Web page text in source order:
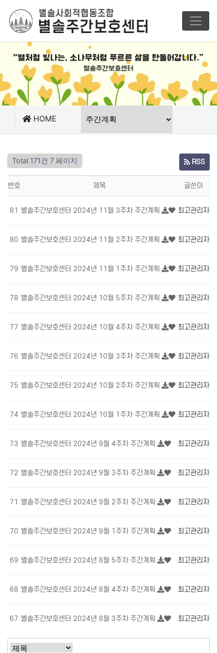
HOME
Total 171건 7 페이지 RSS
번호 제목 글쓴이
81 별솔주간보호센터 2024년 11월 3주차 주간계획 최고관리자
80 별솔주간보호센터 2024년 11월 2주차 주간계획 최고관리자
79 별솔주간보호센터 2024년 11월 1주차 주간계획 최고관리자
78 별솔주간보호센터 2024년 10월 5주차 주간계획 최고관리자
77 별솔주간보호센터 2024년 10월 4주차 주간계획 최고관리자
76 별솔주간보호센터 2024년 10월 3주차 주간계획 최고관리자
75 별솔주간보호센터 2024년 10월 2주차 주간계획 최고관리자
74 별솔주간보호센터 2024년 10월 1주차 주간계획 최고관리자
73 별솔주간보호센터 2024년 9월 4주차 주간계획 최고관리자
72 별솔주간보호센터 2024년 9월 3주차 주간계획 최고관리자
71 별솔주간보호센터 2024년 9월 2주차 주간계획 최고관리자
70 별솔주간보호센터 2024년 9월 1주차 주간계획 최고관리자
69 별솔주간보호센터 2024년 8월 5주차 주간계획 최고관리자
68 별솔주간보호센터 2024년 8월 4주차 주간계획 최고관리자
67 별솔주간보호센터 2024년 8월 3주차 주간계획 최고관리자